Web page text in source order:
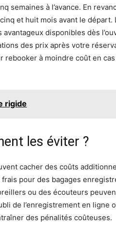
semaines à l’avance. En
et huit mois avant le
disponibles dès
des prix après votre
rebooker à moindre coût en
rigide
les éviter ?
cacher des coûts
pour des bagages
ou des écouteurs
de l’enregistrement en ligne
des pénalités coûteuses.